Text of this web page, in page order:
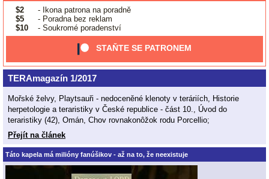
$2
- Ikona patrona na poradně
$5
- Poradna bez reklam
$10
- Soukromé poradenství
STAŇTE SE PATRONEM
TERAmagazín 1/2017
Mořské želvy, Playtsauři - nedoceněné klenoty v teráriích, Historie
herpetologie a teraristiky v České republice - část 10., Úvod do
teraristiky (42), Omán, Chov rovnakonôžok rodu Porcellio;
Přejít na článek
Táto kapela má milióny fanúšikov - až na to, že neexistuje